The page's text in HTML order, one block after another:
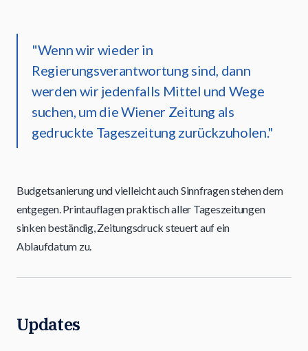
"Wenn wir wieder in
Regierungsverantwortung sind, dann
werden wir jedenfalls Mittel und Wege
suchen, um die Wiener Zeitung als
gedruckte Tageszeitung zurückzuholen."
Budgetsanierung und vielleicht auch Sinnfragen stehen dem
entgegen. Printauflagen praktisch aller Tageszeitungen
sinken beständig, Zeitungsdruck steuert auf ein
Ablaufdatum zu.
Updates